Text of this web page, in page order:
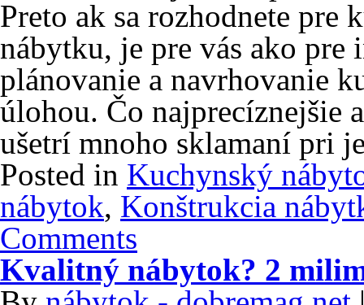
Preto ak sa rozhodnete pre
nábytku, je pre vás ako pre
plánovanie a navrhovanie
úlohou. Čo najprecíznejšie
ušetrí mnoho sklamaní pri
Posted in Kuchynský
nábytok, Konštrukcia
Comments
Kvalitný nábytok? 2